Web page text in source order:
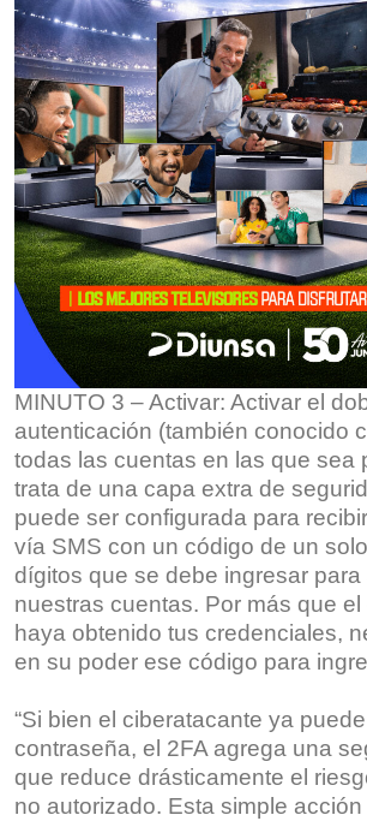
MINUTO 3 – Activar: Activar el
autenticación (también conocido
todas las cuentas en las que sea
trata de una capa extra de
puede ser configurada para
vía SMS con un código de un
dígitos que se debe ingresar
nuestras cuentas. Por más que el
haya obtenido tus credenciales,
en su poder ese código para
“Si bien el ciberatacante ya
contraseña, el 2FA agrega una
que reduce drásticamente el
no autorizado. Esta simple